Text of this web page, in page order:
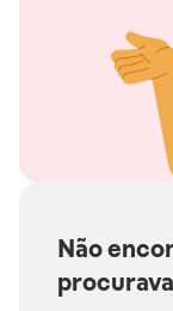
Não